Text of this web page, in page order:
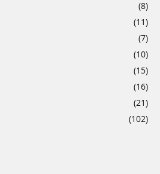
(8)
(11)
(7)
(10)
(15)
(16)
(21)
(102)